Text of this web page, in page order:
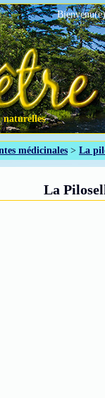
naturelles
médicinales > La
La